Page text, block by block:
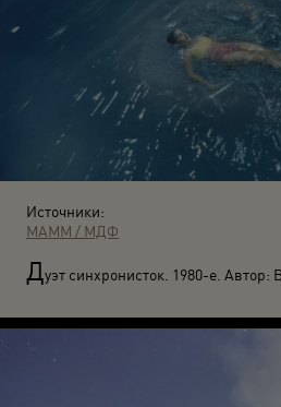
Источники:
МАММ / МДФ
Дуэт синхронисток. 1980-е. Автор: